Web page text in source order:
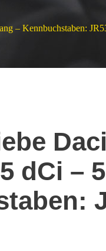
– Kennbuchstaben:
dCi –